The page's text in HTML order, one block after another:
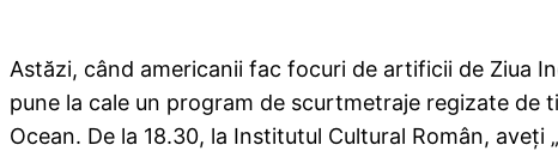
Astăzi, când americanii fac focuri de artificii de Ziua
pune la cale un program de scurtmetraje regizate de
Ocean. De la 18.30, la Institutul Cultural Român, aveţi